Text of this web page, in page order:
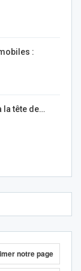
:
la tête de…
notre page